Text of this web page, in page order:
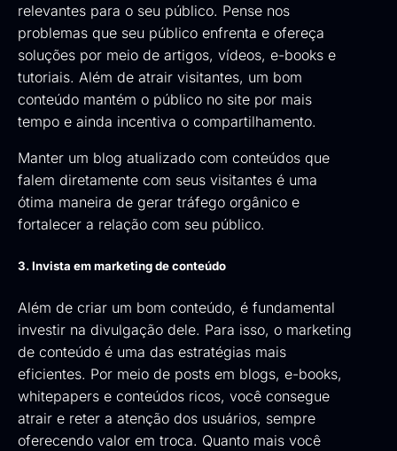
relevantes para o seu público. Pense nos
problemas que seu público enfrenta e ofereça
soluções por meio de artigos, vídeos, e-books e
tutoriais. Além de atrair visitantes, um bom
conteúdo mantém o público no site por mais
tempo e ainda incentiva o compartilhamento.
Manter um blog atualizado com conteúdos que
falem diretamente com seus visitantes é uma
ótima maneira de gerar tráfego orgânico e
fortalecer a relação com seu público.
3. Invista em marketing de conteúdo
Além de criar um bom conteúdo, é fundamental
investir na divulgação dele. Para isso, o marketing
de conteúdo é uma das estratégias mais
eficientes. Por meio de posts em blogs, e-books,
whitepapers e conteúdos ricos, você consegue
atrair e reter a atenção dos usuários, sempre
oferecendo valor em troca. Quanto mais você